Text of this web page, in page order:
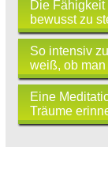
Die
bewusst zu
So intensiv
weiß, ob man
Eine
Träume